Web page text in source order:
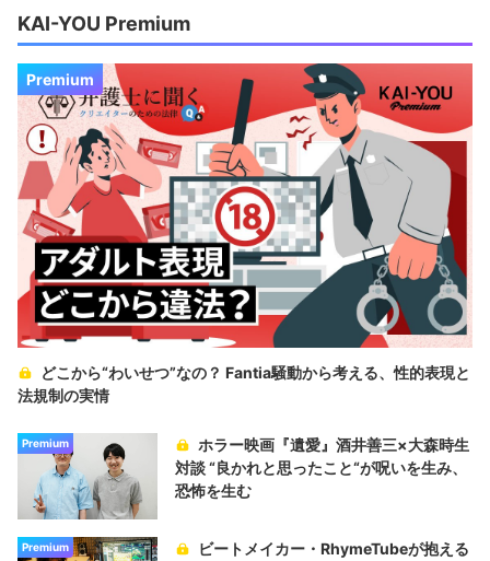
KAI-YOU Premium
Premium
どこから“わいせつ”なの？ Fantia騒動から考える、性的表現と
法規制の実情
Premium
ホラー映画『遺愛』酒井善三×大森時生
対談 “良かれと思ったこと“が呪いを生み、
恐怖を生む
Premium
ビートメイカー・RhymeTubeが抱える